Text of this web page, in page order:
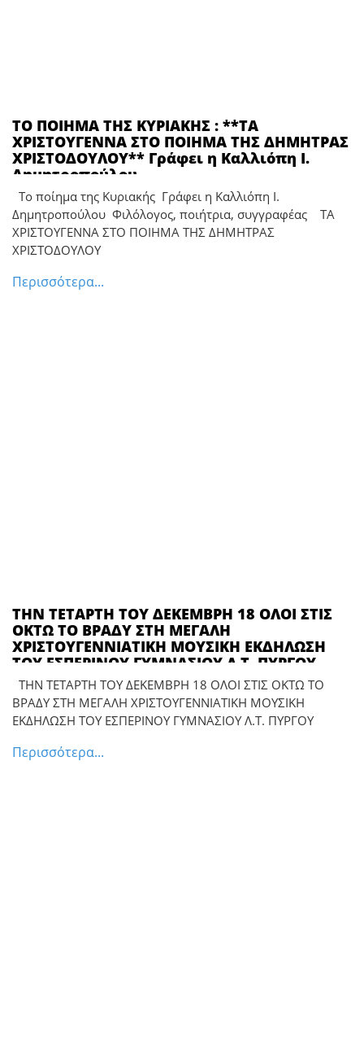
ΤΟ ΠΟΙΗΜΑ ΤΗΣ ΚΥΡΙΑΚΗΣ : **ΤΑ
ΧΡΙΣΤΟΥΓΕΝΝΑ ΣΤΟ ΠΟΙΗΜΑ ΤΗΣ ΔΗΜΗΤΡΑΣ
ΧΡΙΣΤΟΔΟΥΛΟΥ** Γράφει η Καλλιόπη Ι.
Δημητροπούλου
Το ποίημα της Κυριακής Γράφει η Καλλιόπη Ι.
Δημητροπούλου Φιλόλογος, ποιήτρια, συγγραφέας ΤΑ
ΧΡΙΣΤΟΥΓΕΝΝΑ ΣΤΟ ΠΟΙΗΜΑ ΤΗΣ ΔΗΜΗΤΡΑΣ
ΧΡΙΣΤΟΔΟΥΛΟΥ
Περισσότερα...
ΤΗΝ ΤΕΤΑΡΤΗ ΤΟΥ ΔΕΚΕΜΒΡΗ 18 ΟΛΟΙ ΣΤΙΣ
ΟΚΤΩ ΤΟ ΒΡΑΔΥ ΣΤΗ ΜΕΓΑΛΗ
ΧΡΙΣΤΟΥΓΕΝΝΙΑΤΙΚΗ ΜΟΥΣΙΚΗ ΕΚΔΗΛΩΣΗ
ΤΟΥ ΕΣΠΕΡΙΝΟΥ ΓΥΜΝΑΣΙΟΥ Λ.Τ. ΠΥΡΓΟΥ
ΤΗΝ ΤΕΤΑΡΤΗ ΤΟΥ ΔΕΚΕΜΒΡΗ 18 ΟΛΟΙ ΣΤΙΣ ΟΚΤΩ ΤΟ
ΒΡΑΔΥ ΣΤΗ ΜΕΓΑΛΗ ΧΡΙΣΤΟΥΓΕΝΝΙΑΤΙΚΗ ΜΟΥΣΙΚΗ
ΕΚΔΗΛΩΣΗ ΤΟΥ ΕΣΠΕΡΙΝΟΥ ΓΥΜΝΑΣΙΟΥ Λ.Τ. ΠΥΡΓΟΥ
Περισσότερα...